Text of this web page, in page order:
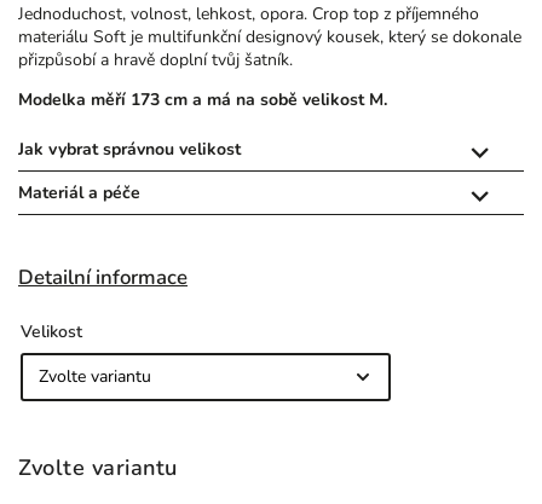
Jednoduchost, volnost, lehkost, opora. Crop top z příjemného
materiálu Soft je multifunkční designový kousek, který se dokonale
přizpůsobí a hravě doplní tvůj šatník.
Modelka měří 173 cm a má na sobě velikost M.
Jak vybrat správnou velikost 
Materiál a péče 
Detailní informace
Velikost
Zvolte variantu